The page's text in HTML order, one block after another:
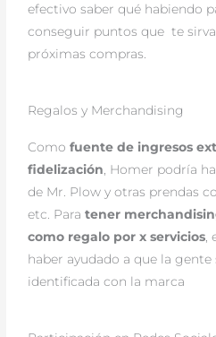
efectivo saber qué habiendo
conseguir puntos que te
próximas compras.
Regalos y Merchandising
Como fuente de ingresos
fidelización , Homer podría
de Mr. Plow y otras prendas
etc. Paratener
como regalo por x servicios
haber ayudado a que la gente
identificada con la marca